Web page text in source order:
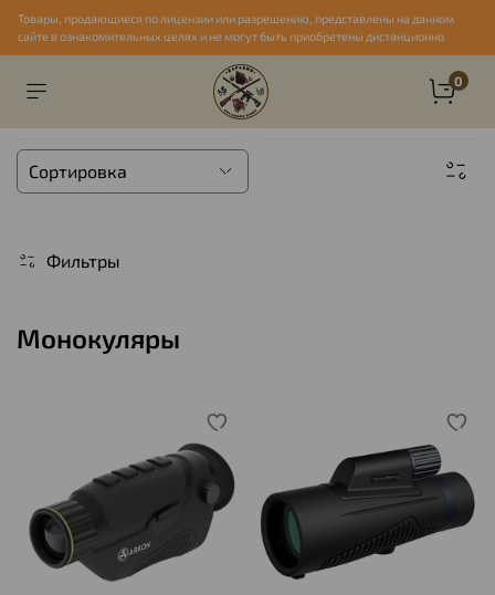
Товары, продающиеся по лицензии или разрешению, представлены на данном
сайте в ознакомительных целях и не могут быть приобретены дистанционно
0
Фильтры
Монокуляры